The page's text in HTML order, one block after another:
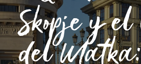
Skopje y